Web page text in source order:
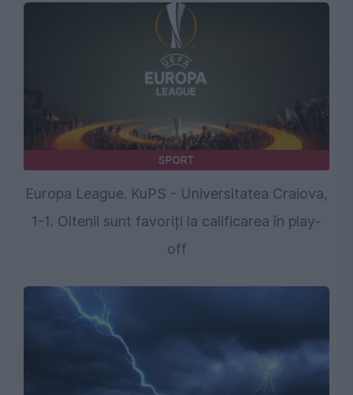
SPORT
Europa League. KuPS - Universitatea Craiova,
1-1. Oltenii sunt favoriți la calificarea în play-
off